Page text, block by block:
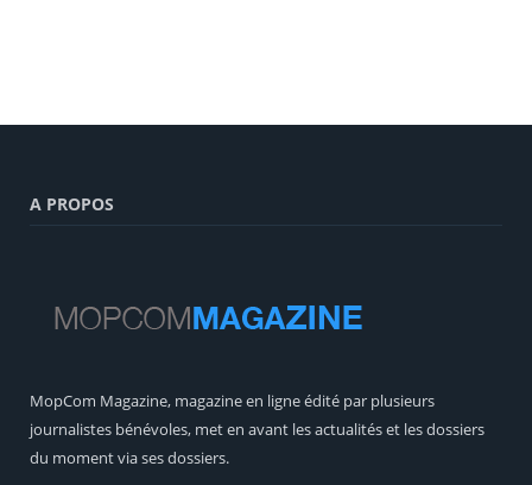
A PROPOS
MopCom Magazine, magazine en ligne édité par plusieurs
journalistes bénévoles, met en avant les actualités et les dossiers
du moment via ses dossiers.